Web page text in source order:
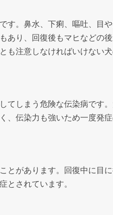
す。鼻水、下痢、嘔吐、目
あり、回復後もマヒなどの
も注意しなければいけない
てしまう危険な伝染病です
、伝染力も強いため一度発
とがあります。回復中に目
されています。